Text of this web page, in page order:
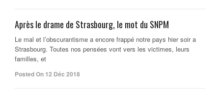
Après le drame de Strasbourg, le mot du SNPM
Le mal et l’obscurantisme a encore frappé notre pays hier soir a
Strasbourg. Toutes nos pensées vont vers les victimes, leurs
familles, et
Posted On 12 Déc 2018